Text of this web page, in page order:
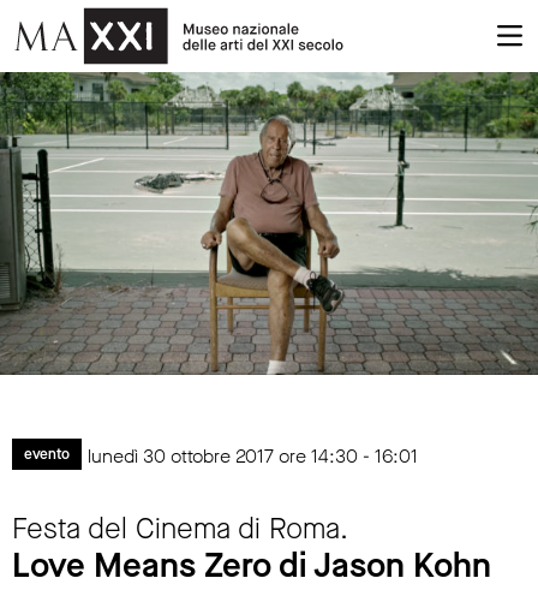
evento lunedì 30 ottobre 2017 ore 14:30 - 16:01
Festa del Cinema di Roma.
Love Means Zero di Jason Kohn